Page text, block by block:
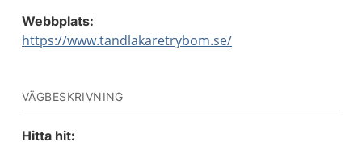
Webbplats:
https://www.tandlakaretrybom.se/
VÄGBESKRIVNING
Hitta hit: